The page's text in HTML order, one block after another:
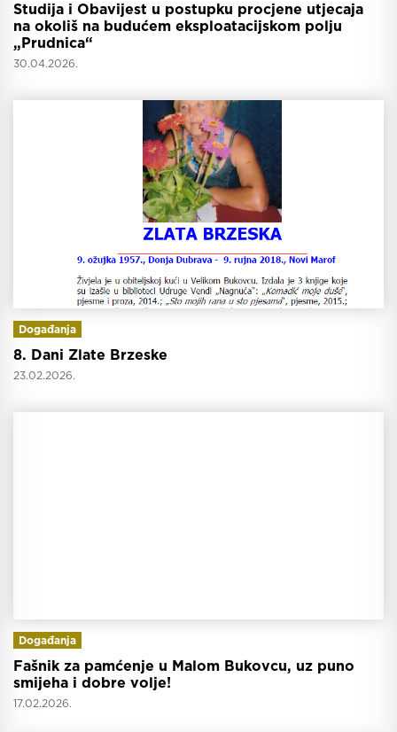
Studija i Obavijest u postupku procjene utjecaja
na okoliš na budućem eksploatacijskom polju
„Prudnica“
30.04.2026.
Događanja
8. Dani Zlate Brzeske
23.02.2026.
Događanja
Fašnik za pamćenje u Malom Bukovcu, uz puno
smijeha i dobre volje!
17.02.2026.